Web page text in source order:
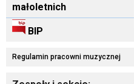
małoletnich
BIP
Regulamin pracowni muzycznej